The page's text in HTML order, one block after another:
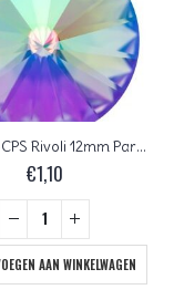
SW-R-12-CPS Rivoli 12mm Paradise Shine
€1,10
AAN WINKELWAGEN